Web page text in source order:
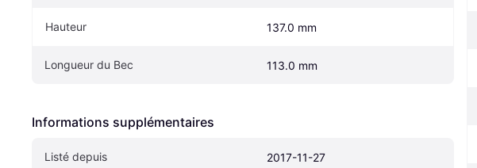
Hauteur 137.0 mm
Longueur du Bec 113.0 mm
Informations supplémentaires
Listé depuis 2017-11-27